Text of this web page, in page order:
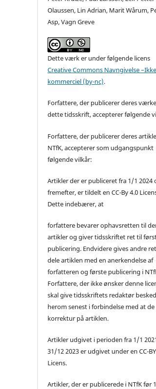
Olaussen, Lin Adrian, Marit Wårum,
Asp, Vagn Greve
Dette værk er under følgende licens
Creative Commons Navngivelse
kommerciel (by-nc).
Forfattere, der publicerer deres
dette tidsskrift, accepterer følgende
Forfattere, der publicerer deres
NTfK, accepterer som udgangspunkt
følgende vilkår:
Artikler der er publiceret fra 1/1 2024
fremefter, er tildelt en CC-By 4.0
Dette indebærer, at
forfattere bevarer ophavsretten til
artikler og giver tidsskriftet ret til
publicering. Endvidere gives andre
dele artiklen med en anerkendelse af
forfatteren og første publicering i
Forfattere, der ikke ønsker denne
skal give tidsskriftets redaktør besked
herom senest i forbindelse med at
korrektur på artiklen.
Artikler udgivet i perioden fra 1/1
31/12 2023 er udgivet under en CC-
Licens.
Artikler, der er publicerede i NTfK før